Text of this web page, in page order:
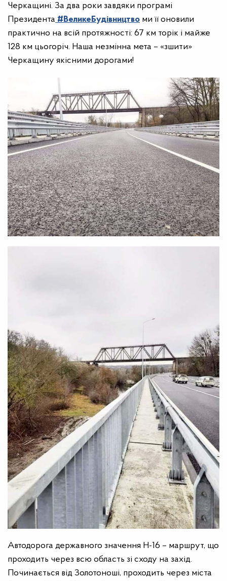
Черкащині. За два роки завдяки програмі
Президента #ВеликеБудівництво ми її оновили
практично на всій протяжності: 67 км торік і майже
128 км цьогоріч. Наша незмінна мета – «зшити»
Черкащину якісними дорогами!
Автодорога державного значення Н-16 – маршрут, що
проходить через всю область зі сходу на захід.
Починається від Золотоноші, проходить через міста